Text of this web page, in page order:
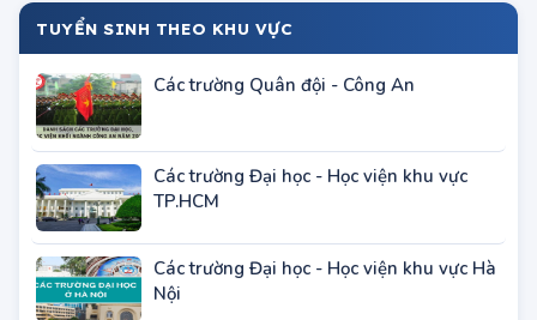
TUYỂN SINH THEO KHU VỰC
Các trường Quân đội - Công An
Các trường Đại học - Học viện khu vực
TP.HCM